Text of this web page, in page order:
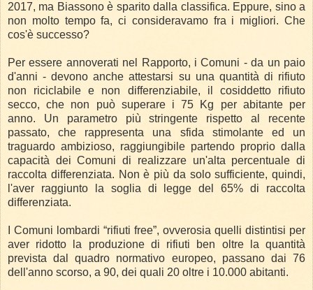
2017, ma Biassono è sparito dalla classifica. Eppure, sino a
non molto tempo fa, ci consideravamo fra i migliori. Che
cos'è successo?
Per essere annoverati nel Rapporto, i Comuni - da un paio
d'anni - devono anche attestarsi su una quantità di rifiuto
non riciclabile e non differenziabile, il cosiddetto rifiuto
secco, che non può superare i 75 Kg per abitante per
anno. Un parametro più stringente rispetto al recente
passato, che rappresenta una sfida stimolante ed un
traguardo ambizioso, raggiungibile partendo proprio dalla
capacità dei Comuni di realizzare un'alta percentuale di
raccolta differenziata. Non è più da solo sufficiente, quindi,
l'aver raggiunto la soglia di legge del 65% di raccolta
differenziata.
I Comuni lombardi “rifiuti free”, ovverosia quelli distintisi per
aver ridotto la produzione di rifiuti ben oltre la quantità
prevista dal quadro normativo europeo, passano dai 76
dell'anno scorso, a 90, dei quali 20 oltre i 10.000 abitanti.